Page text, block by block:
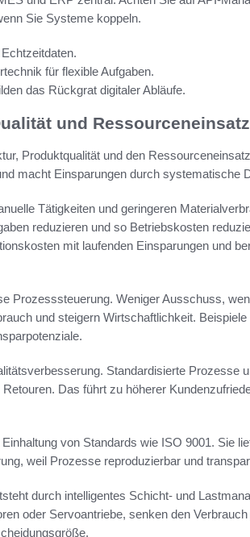
Sie Systeme koppeln.
für flexible Aufgaben.
das Rückgrat digitaler Abläufe.
und Ressourceneinsatz
Produktqualität und den
macht Einsparungen durch systematische
Tätigkeiten und geringeren
reduzieren und so Betriebskosten
mit laufenden Einsparungen und
Prozesssteuerung. Weniger Ausschuss,
und steigern Wirtschaftlichkeit.
Standardisierte Prozesse
Das führt zu höherer
von Standards wie ISO 9001. Sie
weil Prozesse reproduzierbar und
durch intelligentes Schicht- und
oder Servoantriebe, senken den Verbrauch